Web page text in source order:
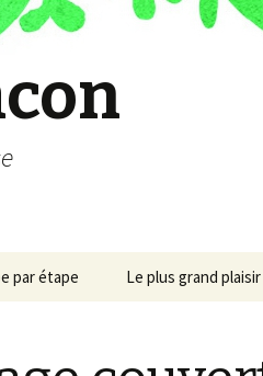
par étape Le plus grand